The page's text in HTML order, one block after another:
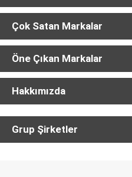
Çok Satan Markalar
Öne Çıkan Markalar
Hakkımızda
Grup Şirketler